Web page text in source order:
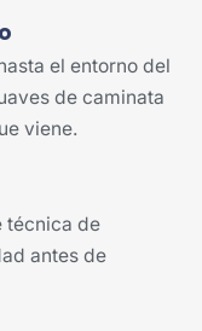
el entorno del
de caminata
viene.
técnica de
antes de